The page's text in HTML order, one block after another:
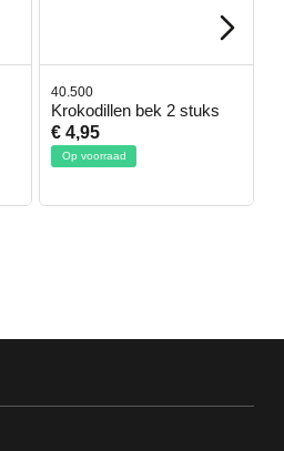
40.500
Krokodillen bek 2 stuks
€ 4,95
Op voorraad